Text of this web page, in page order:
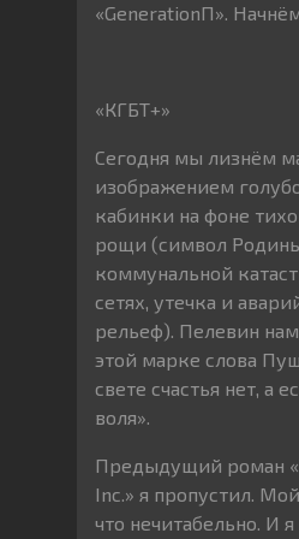
«GenerationП».
«КГБТ+»
Сегодня мы лизнём
изображением
кабинки на фоне
рощи (символ
коммунальной
сетях, утечка и
рельеф). Пелевин
этой марке слова
свете счастья нет, а
воля».
Предыдущий роман
Inc.» я пропустил.
что нечитабельно. И я